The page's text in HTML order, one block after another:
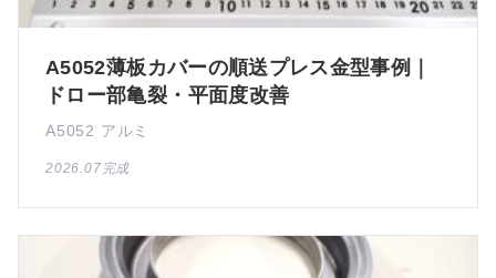
A5052薄板カバーの順送プレス金型事例｜
ドロー部亀裂・平面度改善
A5052 アルミ
2026.07完成